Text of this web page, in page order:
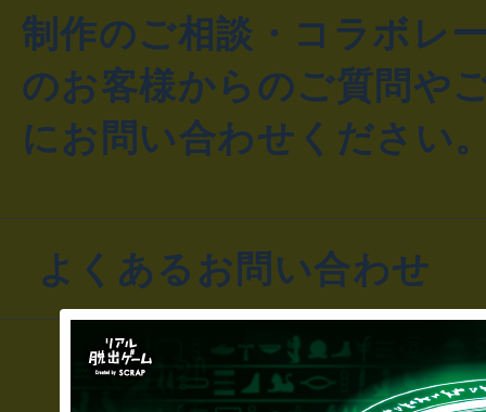
制作のご相談・コラボレ
のお客様からのご質問や
にお問い合わせください
よくあるお問い合わせ